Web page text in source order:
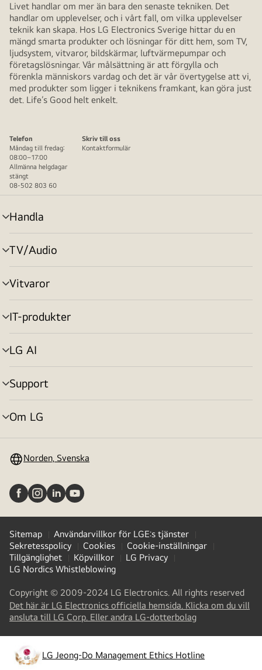
Livet handlar om mer än bara den senaste tekniken. Det
handlar om upplevelser, och i vårt fall, om vilka upplevelser
teknik kan skapa. Hos LG Electronics Sverige hittar du en
mängd smarta produkter och lösningar för ditt hem, som TV,
ljudsystem, vitvaror, bildskärmar, luftvärmepumpar och
företagslösningar. Vår målsättning är att förgylla och
förenkla människors vardag och det är vår övertygelse att vi,
med produkter som ligger i teknikens framkant, kan göra just
det. Life’s Good helt enkelt.
Telefon
Måndag till fredag:
08:00–17:00
Allmänna helgdagar
stängt
08-502 803 60
Skriv till oss
Kontaktformulär
Handla
menyväxling
TV/Audio
menyväxling
Vitvaror
menyväxling
IT-produkter
menyväxling
LG AI
menyväxling
Support
menyväxling
Om LG
menyväxling
Norden, Svenska
Sitemap
Användarvillkor för LGE:s tjänster
Sekretesspolicy
Cookies
Cookie-inställningar
Tillgänglighet
Köpvillkor
LG Privacy
LG Nordics Whistleblowing
Copyright © 2009-2024 LG Electronics. All rights reserved
Det här är LG Electronics officiella hemsida. Klicka om du vill
ansluta till LG Corp. Eller andra LG-dotterbolag(
a
new
tab
LG Jeong-Do Management Ethics Hotline
opens